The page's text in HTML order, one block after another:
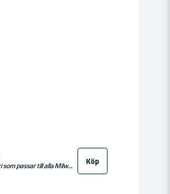
Milwaukee M18 B5 är ett kraftfullt 18V 5,0Ah Li-ion batteri som passar till alla Milwaukee M18-verktyg. Utrustat med REDLINK™ elektronik erbjuder batteriet överlägset skydd mot överbelastning, överhettning och överurladdning. Det vibrations- och stöttåliga höljet skyddar cellerna och säkerställer lång livslängd, medan individuell cellövervakning maximerar prestanda och produktivitet. Med upp till 2x längre driftstid och fler uppladdningar jämfört med tidigare batteriteknik, är M18 B5 det perfekta valet för både professionella hantverkare och gör-det-själv-entusiaster. Köp